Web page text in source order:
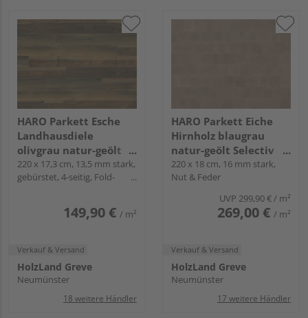
HARO Parkett Esche
Landhausdiele
olivgrau natur-geölt
Expressiv oleovera -
Serie 4000
220 x 17,3 cm, 13,5 mm stark,
gebürstet, 4-seitig, Fold-
149,90 € / m²
Verkauf & Versand
HolzLand Greve
Neumünster
18 weitere Händler
HARO Parkett Eiche
Hirnholz blaugrau
natur-geölt Selectiv
oleovera - Serie 4000
220 x 18 cm, 16 mm stark,
Nut & Feder
UVP 299,90 €/ m²
269,00 € / m²
Verkauf & Versand
HolzLand Greve
Neumünster
17 weitere Händler